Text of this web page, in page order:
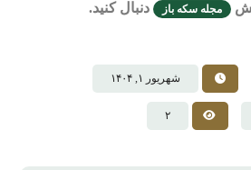
مجله سکه باز دنبال کنید.
شهریور ۱, ۱۴۰۴
۲